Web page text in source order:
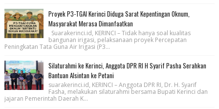
Proyek P3-TGAI Kerinci Diduga Sarat Kepentingan Oknum,
Masyarakat Merasa Dimanfaatkan
Suarakerinci.id, KERINCI – Tidak hanya soal kualitas
bangunan irigasi, pelaksanaan proyek Percepatan
Peningkatan Tata Guna Air Irigasi (P3...
Silaturahmi ke Kerinci, Anggota DPR RI H Syarif Pasha Serahkan
Bantuan Alsintan ke Petani
suarakerinci.id, KERINCI – Anggota DPR RI, Dr. H. Syarif
Fasha, melakukan silaturahmi bersama Bupati Kerinci dan
jajaran Pemerintah Daerah K...